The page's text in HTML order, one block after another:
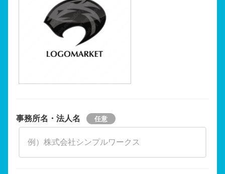
事務所名・法人名